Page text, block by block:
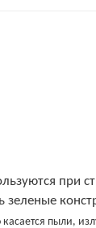
при
зеленые
пыли,